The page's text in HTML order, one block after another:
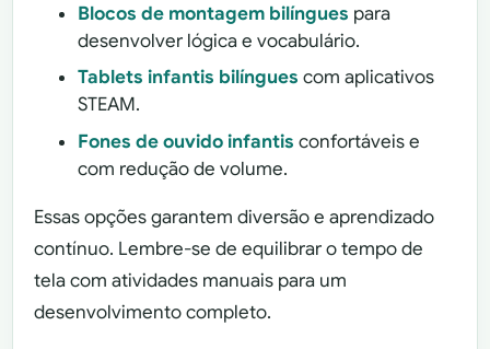
Blocos de montagem bilíngues para
desenvolver lógica e vocabulário.
Tablets infantis bilíngues com aplicativos
STEAM.
Fones de ouvido infantis confortáveis e
com redução de volume.
Essas opções garantem diversão e aprendizado
contínuo. Lembre-se de equilibrar o tempo de
tela com atividades manuais para um
desenvolvimento completo.